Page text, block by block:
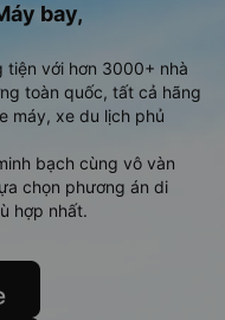
bay,
với hơn 3000+ nhà
toàn quốc, tất cả hãng
máy, xe du lịch phủ
bạch cùng vô vàn
chọn phương án di
hợp nhất.